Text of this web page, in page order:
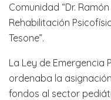
Comunidad “Dr.
Rehabilitación
Tesone”.
La Ley de Emergencia
ordenaba la
fondos al sector